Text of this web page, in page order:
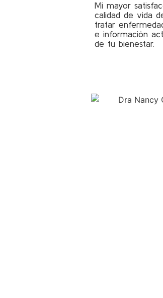
Mi mayor
calidad de vida
tratar
e información
de tu bienestar.